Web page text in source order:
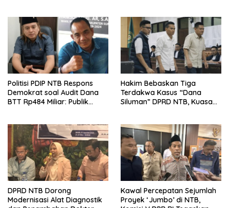
Politisi PDIP NTB Respons
Demokrat soal Audit Dana
BTT Rp484 Miliar: Publik
Hakim Bebaskan Tiga
Terdakwa Kasus “Dana
Siluman” DPRD NTB, Kuasa
DPRD NTB Dorong
Modernisasi Alat Diagnostik
Kawal Percepatan Sejumlah
Proyek ‘Jumbo’ di NTB,